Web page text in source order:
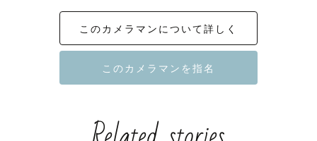
保育園、こども園勤務年数10年以上の現役保育教諭で
私自身も9歳と3歳の子どもがいるママカメラマンです📸
※予定が出ていない月も事前予約可能な場合がございます
このカメラマンについて詳しく